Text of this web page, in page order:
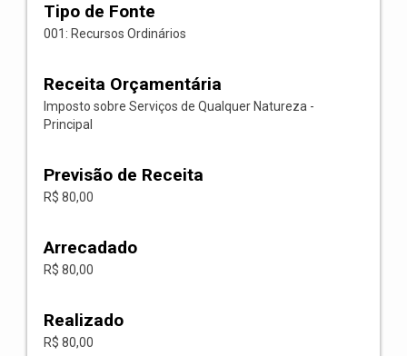
Tipo de Fonte
001: Recursos Ordinários
Receita Orçamentária
Imposto sobre Serviços de Qualquer Natureza -
Principal
Previsão de Receita
R$ 80,00
Arrecadado
R$ 80,00
Realizado
R$ 80,00